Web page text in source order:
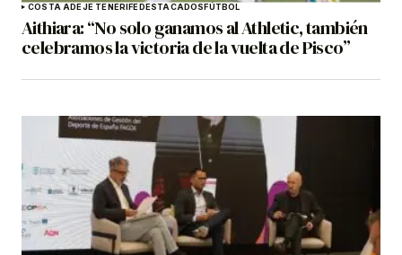
COSTA ADEJE TENERIFEDESTACADOSFÚTBOL
Aithiara: “No solo ganamos al Athletic, también
celebramos la victoria de la vuelta de Pisco”